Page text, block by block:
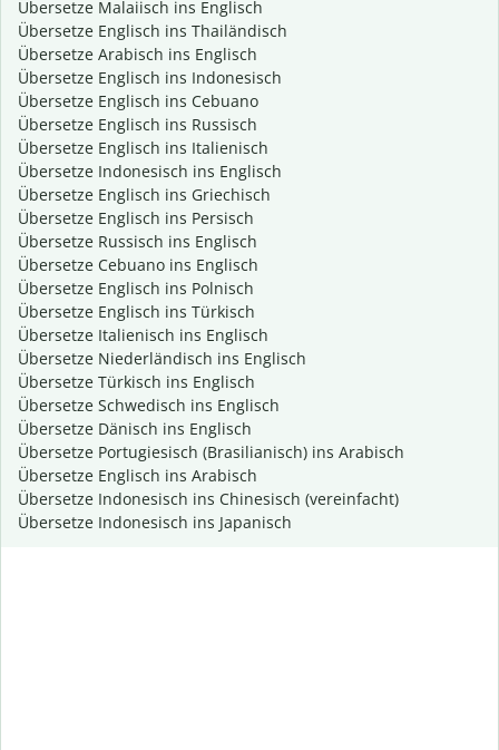
Übersetze Malaiisch ins Englisch
Übersetze Englisch ins Thailändisch
Übersetze Arabisch ins Englisch
Übersetze Englisch ins Indonesisch
Übersetze Englisch ins Cebuano
Übersetze Englisch ins Russisch
Übersetze Englisch ins Italienisch
Übersetze Indonesisch ins Englisch
Übersetze Englisch ins Griechisch
Übersetze Englisch ins Persisch
Übersetze Russisch ins Englisch
Übersetze Cebuano ins Englisch
Übersetze Englisch ins Polnisch
Übersetze Englisch ins Türkisch
Übersetze Italienisch ins Englisch
Übersetze Niederländisch ins Englisch
Übersetze Türkisch ins Englisch
Übersetze Schwedisch ins Englisch
Übersetze Dänisch ins Englisch
Übersetze Portugiesisch (Brasilianisch) ins Arabisch
Übersetze Englisch ins Arabisch
Übersetze Indonesisch ins Chinesisch (vereinfacht)
Übersetze Indonesisch ins Japanisch